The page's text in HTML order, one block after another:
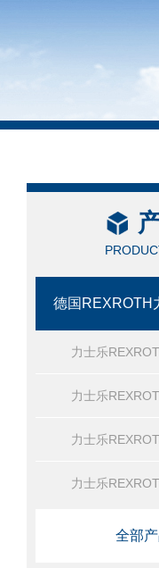
德国REXROTH
力士乐
力士乐
力士乐
力士乐
全部